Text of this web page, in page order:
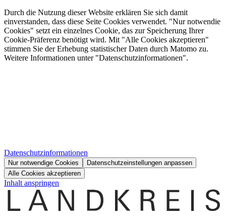
Durch die Nutzung dieser Website erklären Sie sich damit
einverstanden, dass diese Seite Cookies verwendet. "Nur notwendie
Cookies" setzt ein einzelnes Cookie, das zur Speicherung Ihrer
Cookie-Präferenz benötigt wird. Mit "Alle Cookies akzeptieren"
stimmen Sie der Erhebung statistischer Daten durch Matomo zu.
Weitere Informationen unter "Datenschutzinformationen".
Datenschutzinformationen
Nur notwendige Cookies
Datenschutzeinstellungen anpassen
Alle Cookies akzeptieren
Inhalt anspringen